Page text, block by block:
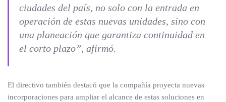
ciudades del país, no solo con la entrada en
operación de estas nuevas unidades, sino con
una planeación que garantiza continuidad en
el corto plazo”, afirmó.
El directivo también destacó que la compañía proyecta nuevas
incorporaciones para ampliar el alcance de estas soluciones en